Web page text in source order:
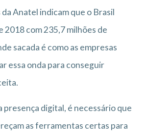
Anatel indicam que o Brasil
2018 com 235,7 milhões de
sacada é como as empresas
essa onda para conseguir
presença digital, é necessário que
as ferramentas certas para